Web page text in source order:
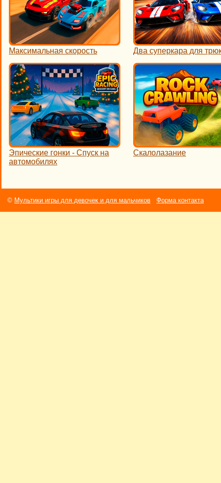
Максимальная скорость Два суперкара для
Эпические гонки - Спуск на
автомобилях
Скалолазание
© Мультики игры для девочек и для мальчиков Форма контакта